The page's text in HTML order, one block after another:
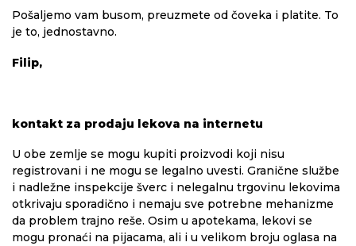
Pošaljemo vam busom, preuzmete od čoveka i platite. To
je to, jednostavno.
Filip,
kontakt za prodaju lekova na internetu
U obe zemlje se mogu kupiti proizvodi koji nisu
registrovani i ne mogu se legalno uvesti. Granične službe
i nadležne inspekcije šverc i nelegalnu trgovinu lekovima
otkrivaju sporadično i nemaju sve potrebne mehanizme
da problem trajno reše. Osim u apotekama, lekovi se
mogu pronaći na pijacama, ali i u velikom broju oglasa na